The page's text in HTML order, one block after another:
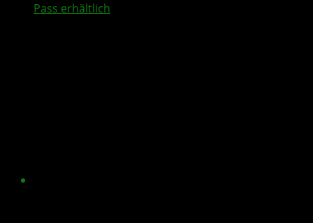
Pass erhältlich